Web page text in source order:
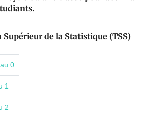
de la Statistique (TSS)
0
1
2